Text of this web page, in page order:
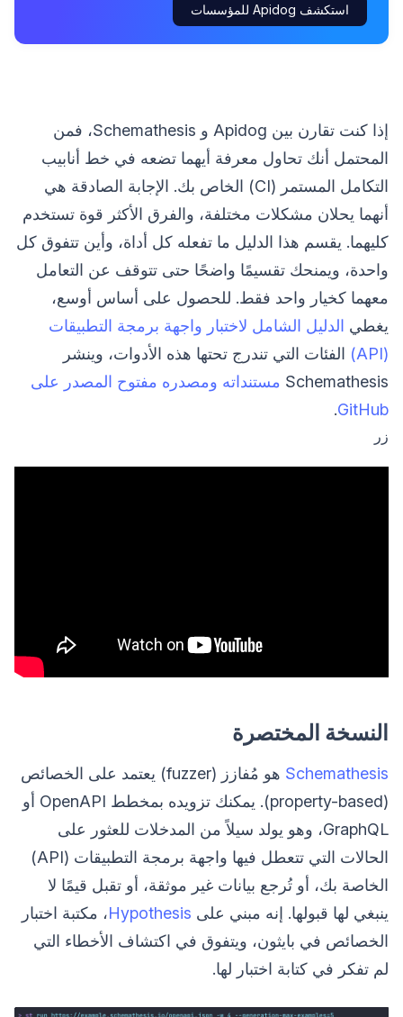
استكشف Apidog للمؤسسات
إذا كنت تقارن بين Apidog و Schemathesis، فمن
المحتمل أنك تحاول معرفة أيهما تضعه في خط أنابيب
التكامل المستمر (CI) الخاص بك. الإجابة الصادقة هي
أنهما يحلان مشكلات مختلفة، والفرق الأكثر قوة تستخدم
كليهما. يقسم هذا الدليل ما تفعله كل أداة، وأين تتفوق كل
واحدة، ويمنحك تقسيمًا واضحًا حتى تتوقف عن التعامل
معهما كخيار واحد فقط. للحصول على أساس أوسع،
يغطي الدليل الشامل لاختبار واجهة برمجة التطبيقات
(API)
الفئات التي تندرج تحتها هذه الأدوات، وينشر
Schemathesis مستنداته ومصدره مفتوح المصدر على
GitHub
.
زر
النسخة المختصرة
Schemathesis
هو مُفازز (fuzzer) يعتمد على الخصائص
(property-based). يمكنك تزويده بمخطط OpenAPI أو
GraphQL، وهو يولد سيلاً من المدخلات للعثور على
الحالات التي تتعطل فيها واجهة برمجة التطبيقات (API)
الخاصة بك، أو تُرجع بيانات غير موثقة، أو تقبل قيمًا لا
ينبغي لها قبولها. إنه مبني على Hypothesis، مكتبة اختبار
الخصائص في بايثون، ويتفوق في اكتشاف الأخطاء التي
لم تفكر في كتابة اختبار لها.